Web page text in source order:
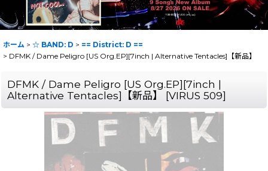
ホーム > ☆ BAND: D > == District: D ==
> DFMK / Dame Peligro [US Org.EP][7inch | Alternative Tentacles]【新品】
DFMK / Dame Peligro [US Org.EP][7inch |
Alternative Tentacles]【新品】
[VIRUS 509]